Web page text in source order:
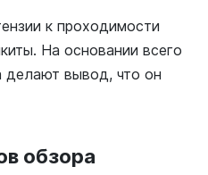
к проходимости
На основании всего
делают вывод, что он
обзора